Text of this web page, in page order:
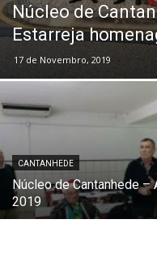
Núcleo de
Estarreja
17 de Novembro, 2019
CANTANHEDE
Núcleo de Cantanhede –
2019